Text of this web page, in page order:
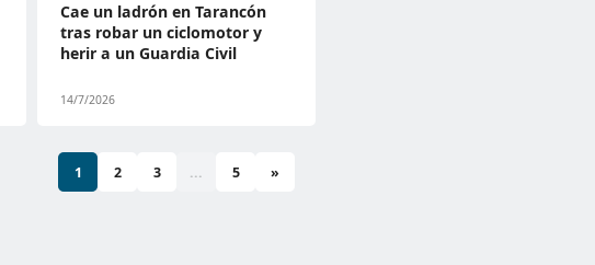
Cae un ladrón en Tarancón
tras robar un ciclomotor y
herir a un Guardia Civil
14/7/2026
1 2 3 ... 5 »